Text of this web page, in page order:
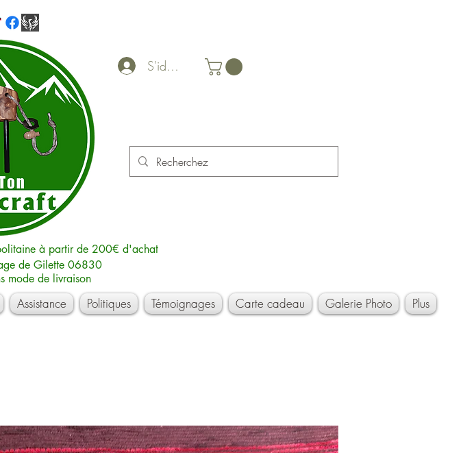
S'identifier
à partir de 200€ d'achat
de Gilette 06830
mode de livraison
Assistance Politiques Témoignages Carte cadeau Galerie Photo Plus